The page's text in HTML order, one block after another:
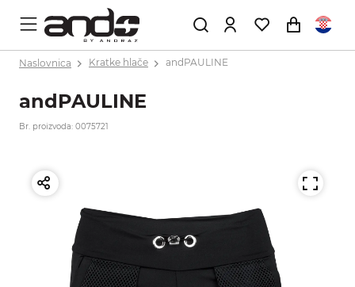
Naslovnica Kratke hlače andPAULINE
andPAULINE
Br. proizvoda: 0075721